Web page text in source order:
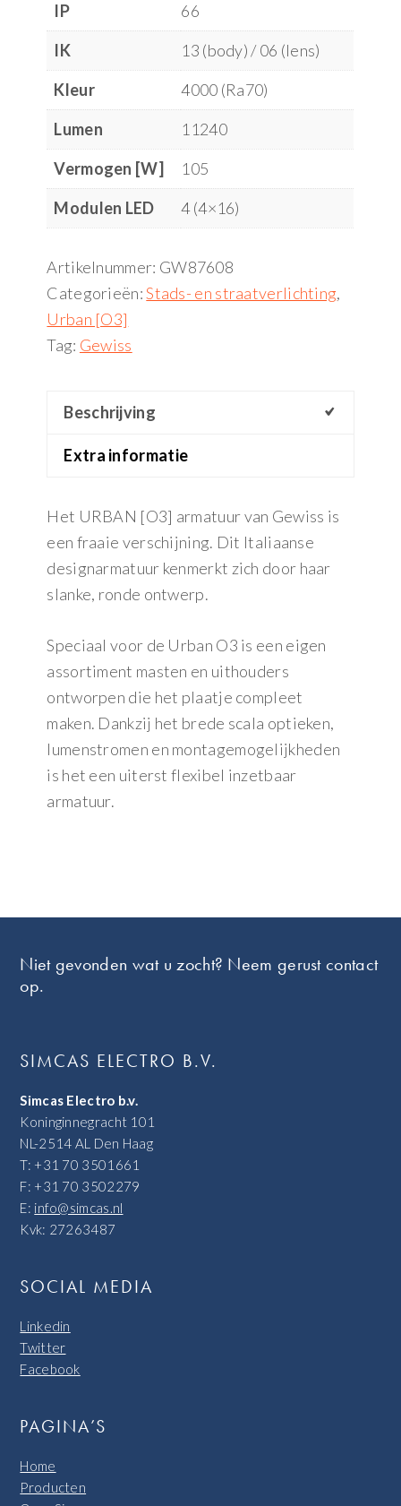
IP
66
IK
13 (body) / 06 (lens)
Kleur
4000 (Ra70)
Lumen
11240
Vermogen [W]
105
Modulen LED
4 (4×16)
Artikelnummer: GW87608
Categorieën:Stads- en straatverlichting,
Urban [O3]
Tag: Gewiss
Beschrijving
Extra informatie
Het URBAN [O3] armatuur van Gewiss is
een fraaie verschijning. Dit Italiaanse
designarmatuur kenmerkt zich door haar
slanke, ronde ontwerp.
Speciaal voor de Urban O3 is een eigen
assortiment masten en uithouders
ontworpen die het plaatje compleet
maken. Dankzij het brede scala optieken,
lumenstromen en montagemogelijkheden
is het een uiterst flexibel inzetbaar
armatuur.
Niet gevonden wat u zocht? Neem gerust contact
op.
SIMCAS ELECTRO B.V.
Simcas Electro b.v.
Koninginnegracht 101
NL-2514 AL Den Haag
T: +31 70 3501661
F: +31 70 3502279
E: info@simcas.nl
Kvk: 27263487
SOCIAL MEDIA
Linkedin
Twitter
Facebook
PAGINA’S
Home
Producten